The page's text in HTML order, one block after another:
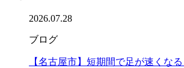
2026.07.28
ブログ
【名古屋市】短期間で足が速くな